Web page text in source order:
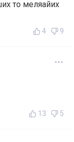
то меляайих
4 9
13 5